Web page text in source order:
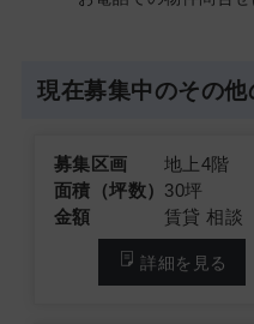
現在募集中のその他
募集区画
地上4階
面積（坪数） 30坪
金額
賃貸 相談
詳細を見る